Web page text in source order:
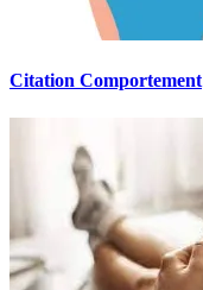
Citation Comportement